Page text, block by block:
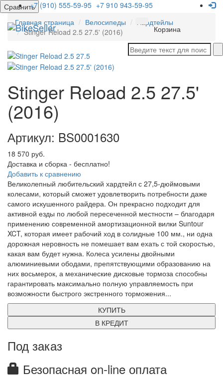
Сравнить+7 (910) 555-59-95 +7 910 943-59-95
Корзина
Главная страница Велосипеды
Хардтейлы
Stinger Reload 2.5 27.5' (2016)
Stinger Reload 2.5 27.5'
(2016)
Артикул: BS0001630
18 570 руб.
Доставка и сборка - бесплатно!
Добавить к сравнению
Великолепный любительский хардтейл с 27,5-дюймовыми
колесами, который сможет удовлетворить потребности даже
самого искушенного райдера. Он прекрасно подходит для
активной езды по любой пересеченной местности – благодаря
применению современной амортизационной вилки Suntour
XCT, которая имеет рабочий ход в солидные 100 мм., ни одна
дорожная неровность не помешает вам ехать с той скоростью,
какая вам будет нужна. Колеса усилены двойными
алюминиевыми ободами, препятствующими образованию на
них восьмерок, а механические дисковые тормоза способны
гарантировать максимально полную управляемость при
возможности быстрого экстренного торможения...
КУПИТЬ
В КРЕДИТ
Под заказ
Безопасная on-line оплата